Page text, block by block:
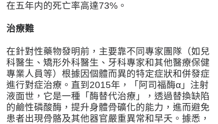
在五年内的死亡率高達73%。
治療難
在針對性藥物發明前，主要靠不同專家團隊（如兒
科醫生、矯形外科醫生、牙科專家和其他醫療保健
專業人員等）根據因個體而異的特定症狀和併發症
進行對症治療。直到2015年，「阿司福酶α」注射
液面世，它是一種「酶替代治療」，透過替換缺陷
的鹼性磷酸酶，提升身體骨礦化的能力，進而避免
患者出現骨骼及其他器官嚴重異常和早夭。據悉，